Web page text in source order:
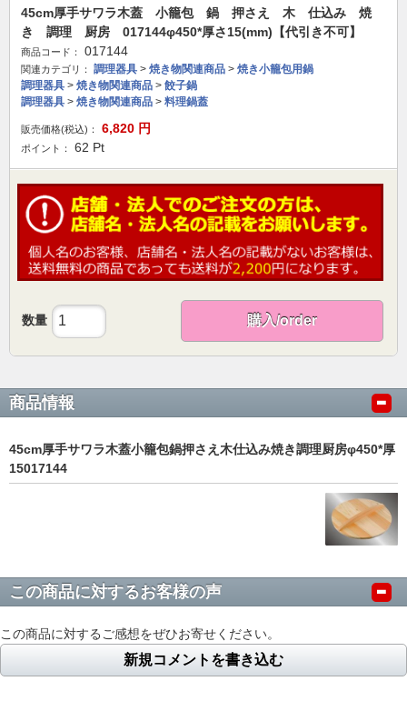
45cm厚手サワラ木蓋 小籠包 鍋 押さえ 木 仕込み 焼
き 調理 厨房 017144φ450*厚さ15(mm)【代引き不可】
商品コード： 017144
関連カテゴリ： 調理器具 > 焼き物関連商品 > 焼き小籠包用鍋
調理器具 > 焼き物関連商品 > 餃子鍋
調理器具 > 焼き物関連商品 > 料理鍋蓋
販売価格(税込)： 6,820 円
ポイント： 62 Pt
数量 購入/order
商品情報
45cm厚手サワラ木蓋小籠包鍋押さえ木仕込み焼き調理厨房φ450*厚
15017144
この商品に対するお客様の声
この商品に対するご感想をぜひお寄せください。
新規コメントを書き込む